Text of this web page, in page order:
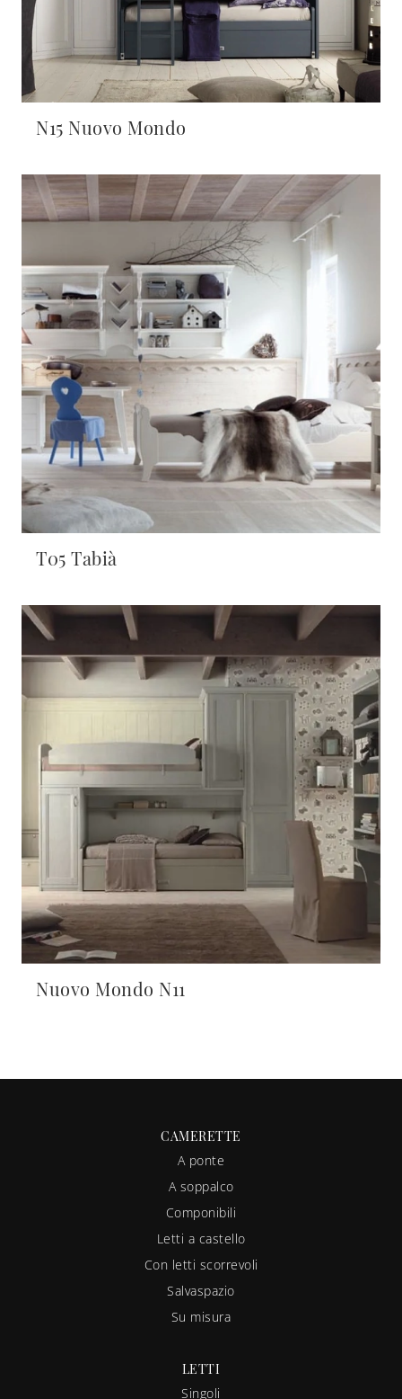
N15 Nuovo Mondo
T05 Tabià
Nuovo Mondo N11
CAMERETTE
A ponte
A soppalco
Componibili
Letti a castello
Con letti scorrevoli
Salvaspazio
Su misura
LETTI
Singoli